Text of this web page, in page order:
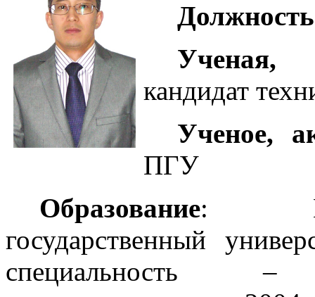
Ученая,
кандидат
Ученое,
ПГУ
Образование:
государственный
специальность